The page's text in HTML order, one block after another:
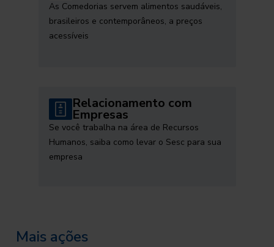
As Comedorias servem alimentos saudáveis,
brasileiros e contemporâneos, a preços
acessíveis
Relacionamento com
Empresas
Se você trabalha na área de Recursos
Humanos, saiba como levar o Sesc para sua
empresa
Mais ações